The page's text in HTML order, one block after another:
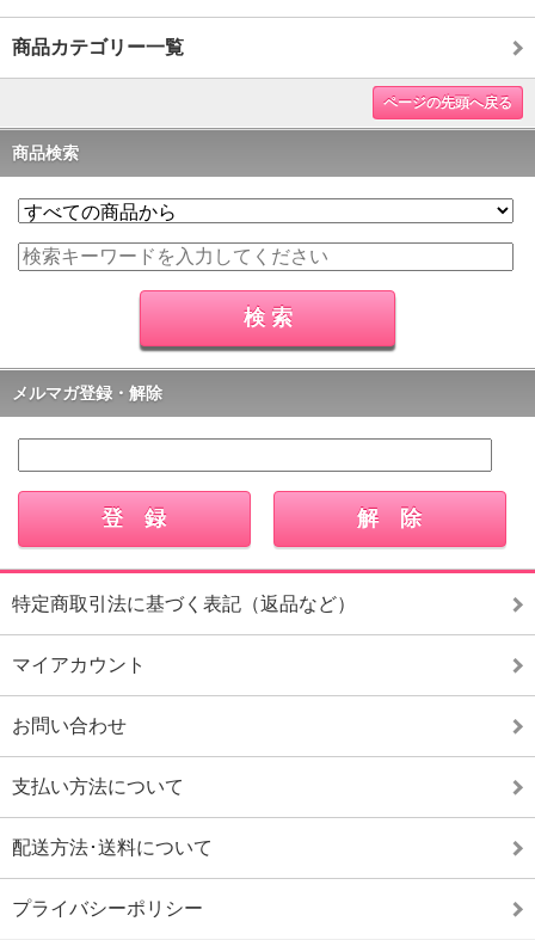
商品カテゴリー一覧
ページの先頭へ戻る
商品検索
メルマガ登録・解除
特定商取引法に基づく表記（返品など）
マイアカウント
お問い合わせ
支払い方法について
配送方法･送料について
プライバシーポリシー